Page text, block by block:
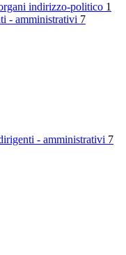
indirizzo-politico 1
- amministrativi 7
- amministrativi 7